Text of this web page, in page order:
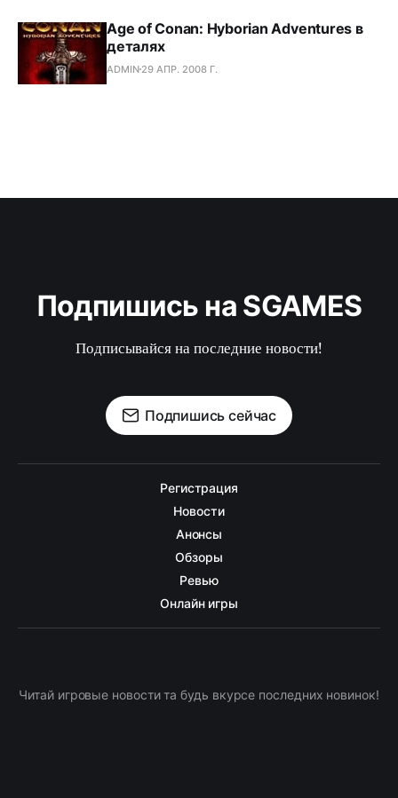
Age of Conan: Hyborian Adventures в
деталях
ADMIN 29 АПР. 2008 Г.
Подпишись на SGAMES
Подписывайся на последние новости!
Подпишись сейчас
Регистрация
Новости
Анонсы
Обзоры
Ревью
Онлайн игры
Читай игровые новости та будь вкурсе последних новинок!